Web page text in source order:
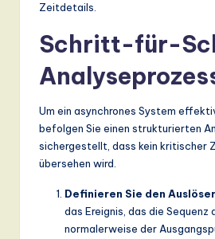
Zeitdetails.
Schritt-für-
Um ein asynchrones System
befolgen Sie einen strukturierten
sichergestellt, dass kein kritischer
übersehen wird.
Definieren Sie den
das Ereignis, das die Sequenz
normalerweise der